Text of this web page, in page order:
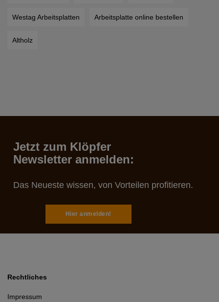
Westag Arbeitsplatten Arbeitsplatte online bestellen
Altholz
Jetzt zum Klöpfer
Newsletter anmelden:
Das Neueste wissen, von Vorteilen profitieren.
Hier anmelden!
Rechtliches
Impressum